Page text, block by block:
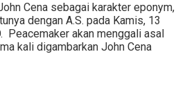
Cena sebagai karakter eponym,
dengan A.S. pada Kamis, 13
Peacemaker akan menggali asal
kali digambarkan John Cena